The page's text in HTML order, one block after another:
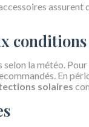
la météo.
En
solaires